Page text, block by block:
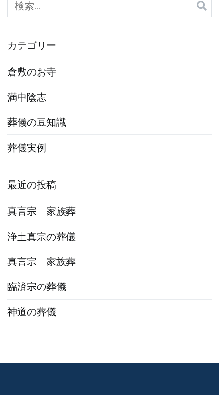
検
索:
カテゴリー
倉敷のお寺
満中陰志
葬儀の豆知識
葬儀実例
最近の投稿
真言宗 家族葬
浄土真宗の葬儀
真言宗 家族葬
臨済宗の葬儀
神道の葬儀